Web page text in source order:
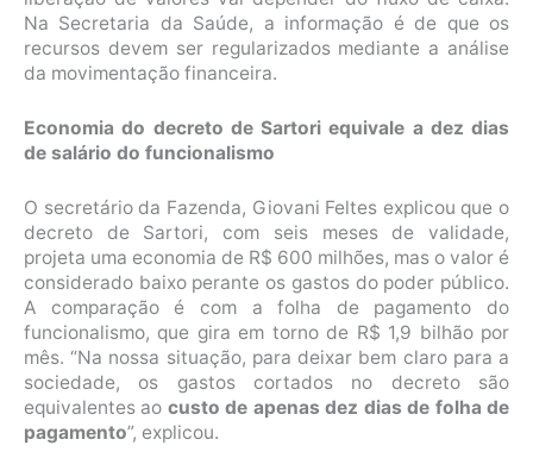
Na Secretaria da Saúde, a informação é de que os
recursos devem ser regularizados mediante a análise
da movimentação financeira.
Economia do decreto de Sartori equivale a dez dias
de salário do funcionalismo
O secretário da Fazenda, Giovani Feltes explicou que o
decreto de Sartori, com seis meses de validade,
projeta uma economia de R$ 600 milhões, mas o valor é
considerado baixo perante os gastos do poder público.
A comparação é com a folha de pagamento do
funcionalismo, que gira em torno de R$ 1,9 bilhão por
mês. “Na nossa situação, para deixar bem claro para a
sociedade, os gastos cortados no decreto são
equivalentes ao custo de apenas dez dias de folha de
pagamento”, explicou.